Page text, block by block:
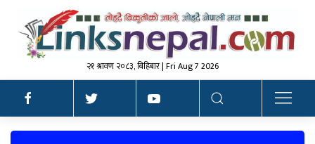
२१ श्रावण २०८३, बिहिबार | Fri Aug 7 2026